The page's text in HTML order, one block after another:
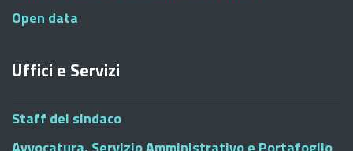
Open data
Uffici e Servizi
Staff del sindaco